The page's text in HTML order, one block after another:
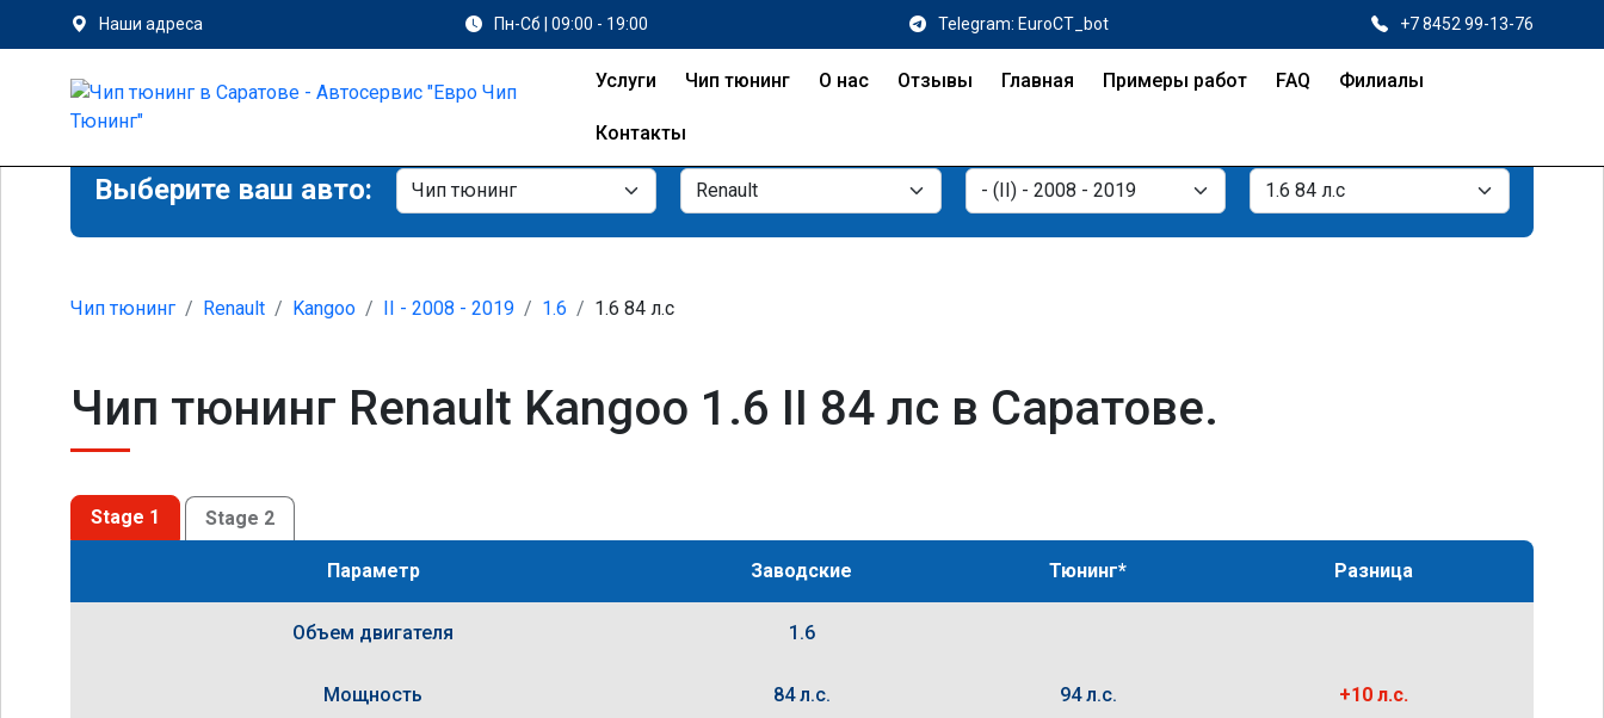
Наши адреса Пн-Сб | 09:00 - 19:00 Telegram: EuroCT_bot +7 8452 99-13-76
Услуги Чип тюнинг О нас Отзывы Главная Примеры работ FAQ Филиалы
Контакты
Выберите ваш авто:
Чип тюнинг Renault Kangoo II - 2008 - 2019 1.6 1.6 84 л.с
Чип тюнинг Renault Kangoo 1.6 II 84 лс в Саратове.
Stage 1 Stage 2
Параметр Заводские Тюнинг* Разница
Объем двигателя 1.6
Мощность 84 л.с. 94 л.с. +10 л.с.